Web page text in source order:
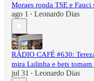
Moraes ronda TSE e Fauci
ago 1 • Leonardo Dias
RÁDIO CAFÉ #630:
mira Lulinha e bets
jul 31 • Leonardo Dias